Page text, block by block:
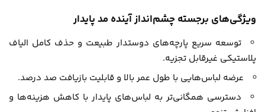
ویژگی‌های برجسته چشم‌انداز آینده مد پایدار
توسعه سریع پارچه‌های دوستدار طبیعت و حذف کامل الیاف
پلاستیکی غیرقابل تجزیه.
عرضه لباس‌هایی با طول عمر بالا و قابلیت بازیافت صد درصد.
دسترسی همگانی‌تر به لباس‌های پایدار با کاهش هزینه‌ها و